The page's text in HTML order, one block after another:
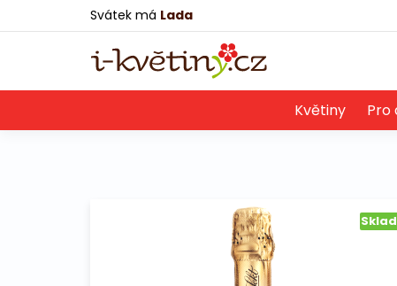
Svátek má Lada
Květiny Pro